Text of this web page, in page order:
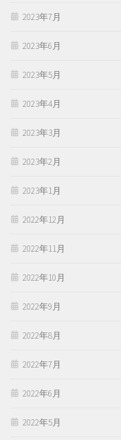
2023年7月
2023年6月
2023年5月
2023年4月
2023年3月
2023年2月
2023年1月
2022年12月
2022年11月
2022年10月
2022年9月
2022年8月
2022年7月
2022年6月
2022年5月